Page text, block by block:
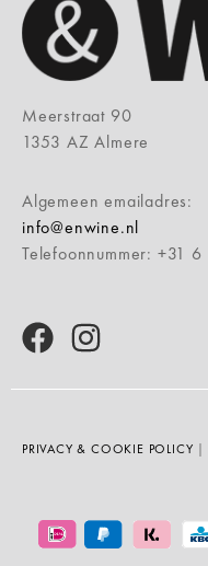
Meerstraat 90
1353 AZ Almere
Algemeen emailadres:
info@enwine.nl
Telefoonnummer: +31 6
PRIVACY & COOKIE POLICY |